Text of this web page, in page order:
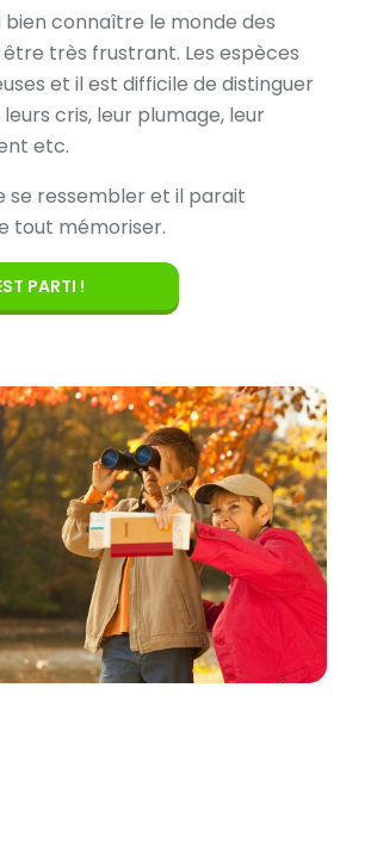
connaître le monde des
très frustrant. Les espèces
et il est difficile de distinguer
cris, leur plumage, leur
etc.
se ressembler et il parait
tout mémoriser.
PARTI !